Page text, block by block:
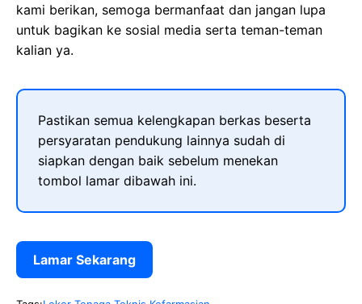
kami berikan, semoga bermanfaat dan jangan lupa
untuk bagikan ke sosial media serta teman-teman
kalian ya.
Pastikan semua kelengkapan berkas beserta
persyaratan pendukung lainnya sudah di
siapkan dengan baik sebelum menekan
tombol lamar dibawah ini.
Lamar Sekarang